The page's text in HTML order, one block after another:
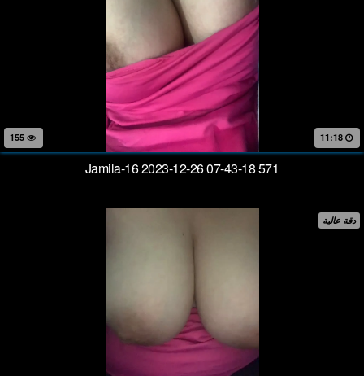
11:18
Jamila-16 2023-12-26 07-43-18 571
دقة عالية